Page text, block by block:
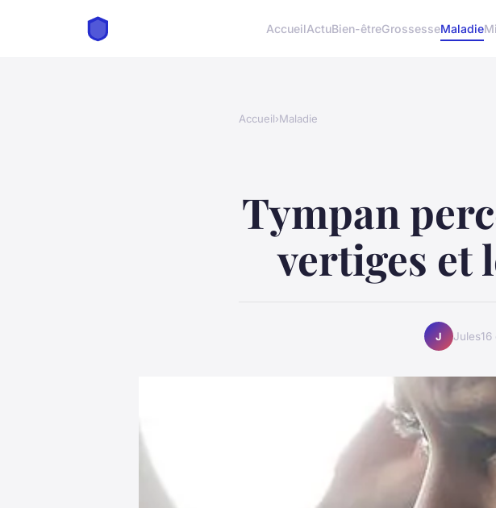
AccueilActuBien-êtreGrossesseMaladie
Accueil›Maladie
Tympan
vertiges et
J Jules16